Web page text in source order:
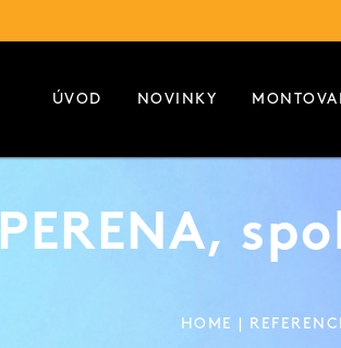
ÚVOD NOVINKY
PERENA,
HOME